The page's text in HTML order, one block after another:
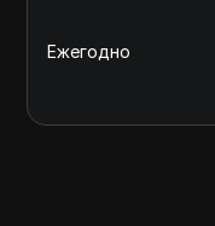
Ежегодно